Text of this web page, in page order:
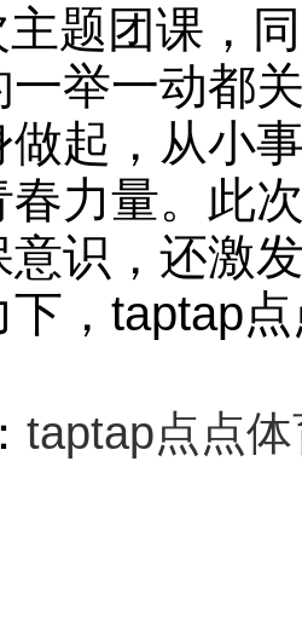
题团课，
举一动都
做起，从小
力量。此
识，还激
下，taptap
taptap点点